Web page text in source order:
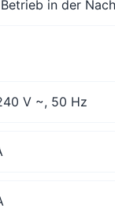
in der
V ~, 50 Hz